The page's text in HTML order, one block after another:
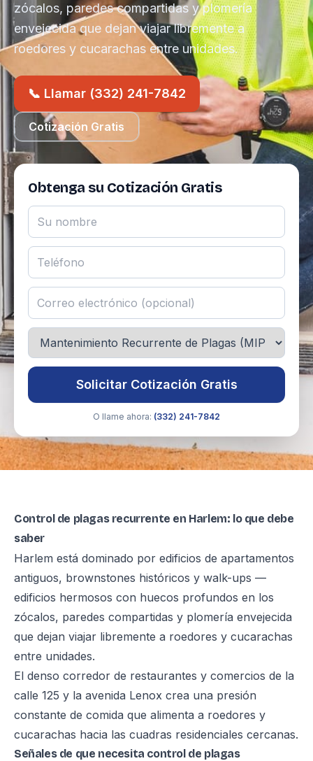
zócalos, paredes compartidas y plomería
envejecida que dejan viajar libremente a
roedores y cucarachas entre unidades.
📞 Llamar (332) 241-7842
Cotización Gratis
Obtenga su Cotización Gratis
Solicitar Cotización Gratis
O llame ahora: (332) 241-7842
Control de plagas recurrente en Harlem: lo que debe
saber
Harlem está dominado por edificios de apartamentos
antiguos, brownstones históricos y walk-ups —
edificios hermosos con huecos profundos en los
zócalos, paredes compartidas y plomería envejecida
que dejan viajar libremente a roedores y cucarachas
entre unidades.
El denso corredor de restaurantes y comercios de la
calle 125 y la avenida Lenox crea una presión
constante de comida que alimenta a roedores y
cucarachas hacia las cuadras residenciales cercanas.
Señales de que necesita control de plagas